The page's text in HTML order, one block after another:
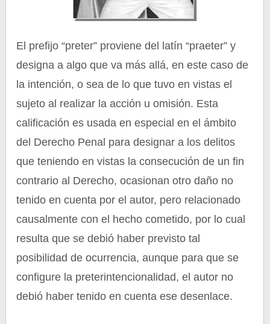
El prefijo “preter” proviene del latín “praeter” y
designa a algo que va más allá, en este caso de
la intención, o sea de lo que tuvo en vistas el
sujeto al realizar la acción u omisión. Esta
calificación es usada en especial en el ámbito
del Derecho Penal para designar a los delitos
que teniendo en vistas la consecución de un fin
contrario al Derecho, ocasionan otro daño no
tenido en cuenta por el autor, pero relacionado
causalmente con el hecho cometido, por lo cual
resulta que se debió haber previsto tal
posibilidad de ocurrencia, aunque para que se
configure la preterintencionalidad, el autor no
debió haber tenido en cuenta ese desenlace.